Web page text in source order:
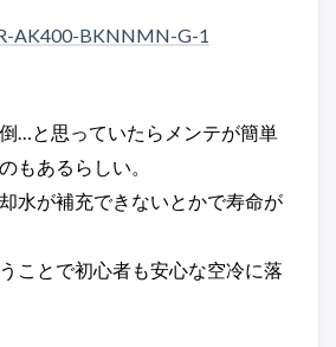
AK400-BKNNMN-G-1
…と思っていたらメンテが簡単
もあるらしい。
水が補充できないとかで寿命が
ことで初心者も安心な空冷に落